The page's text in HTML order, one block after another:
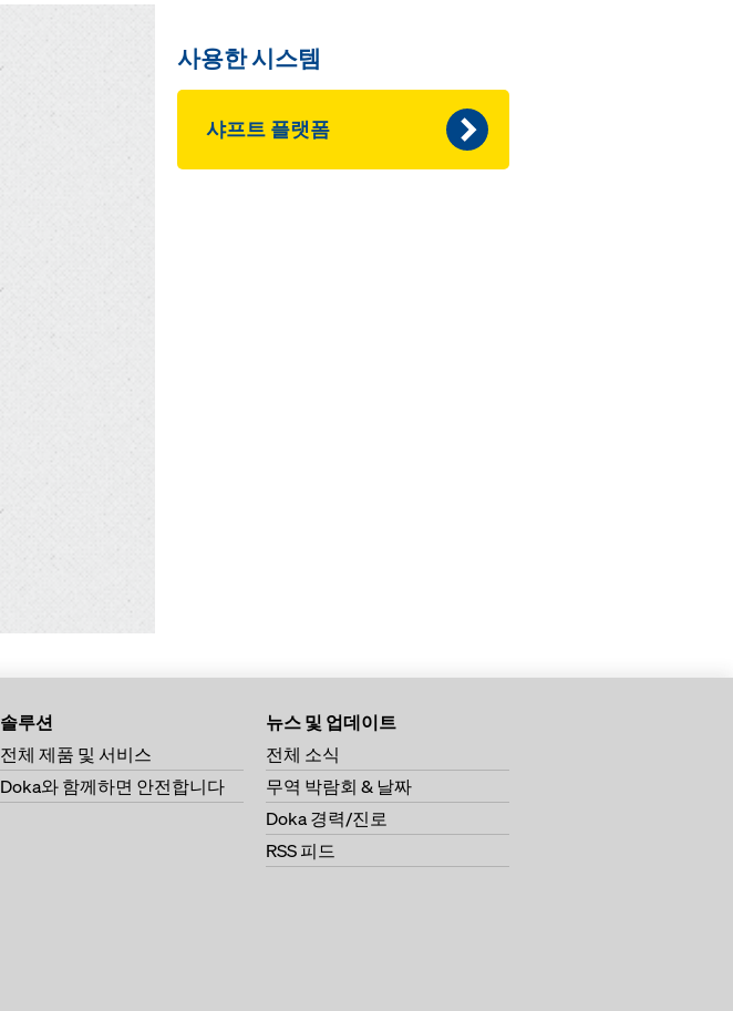
사용한 시스템
샤프트 플랫폼
솔루션
전체 제품 및 서비스
Doka와 함께하면 안전합니다
뉴스 및 업데이트
전체 소식
무역 박람회 & 날짜
Doka 경력/진로
RSS 피드